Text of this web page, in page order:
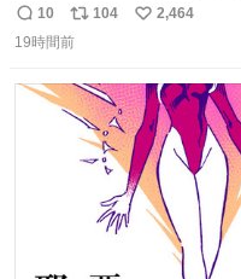
はまりにいくじゃないで
い主の間にはまってきて
返
信
10
リ
ポ
ト
数
104
い
数
2,464
19時間前